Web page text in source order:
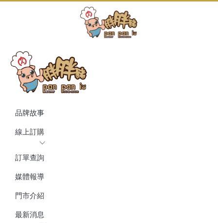
品牌故事
線上訂購
訂單查詢
媒體報導
門市介紹
最新消息